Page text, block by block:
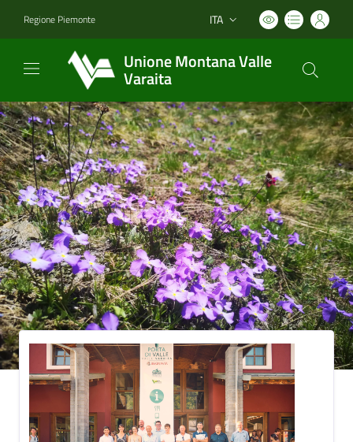
Regione Piemonte Lingua attiva:
ITA
Unione Montana Valle
Varaita
Vai ai contenuti
Vai al footer